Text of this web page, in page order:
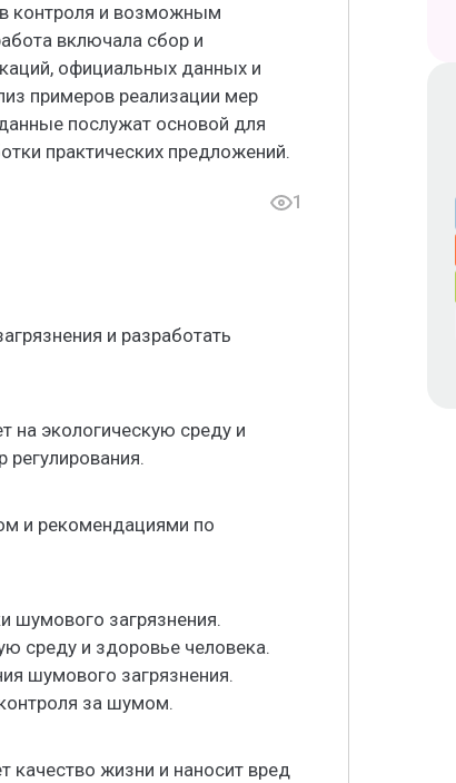
контроля и возможным
включала сбор и
официальных данных и
примеров реализации мер
послужат основой для
практических предложений.
1
и разработать
на экологическую среду и
и рекомендациями по
шумового загрязнения.
среду и здоровье человека.
шумового загрязнения.
за шумом.
качество жизни и наносит вред